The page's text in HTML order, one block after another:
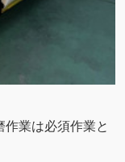
業は必須作業と